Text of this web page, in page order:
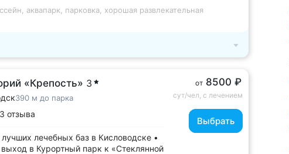
аквапарк, парковка, хорошая развлекательная
«Крепость» 3
390 м до парка
отзыва
лечебных баз в Кисловодске •
в Курортный парк к «Стеклянной
от 8500 ₽
сут/чел, с лечением
Выбрать